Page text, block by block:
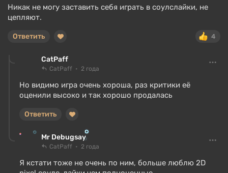
Никак не могу заставить себя играть в соулслайки, не
цепляют.
4
Ответить
CatPaff
CatPaff 2 года
Но видимо игра очень хороша, раз критики её
оценили высоко и так хорошо продалась
Ответить
Mr Debugsay
CatPaff 2 года
Я кстати тоже не очень по ним, больше люблю 2D